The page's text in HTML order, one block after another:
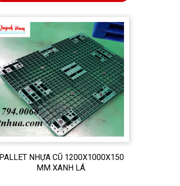
PALLET NHỰA CŨ 1200X1000X150
MM XANH LÁ.